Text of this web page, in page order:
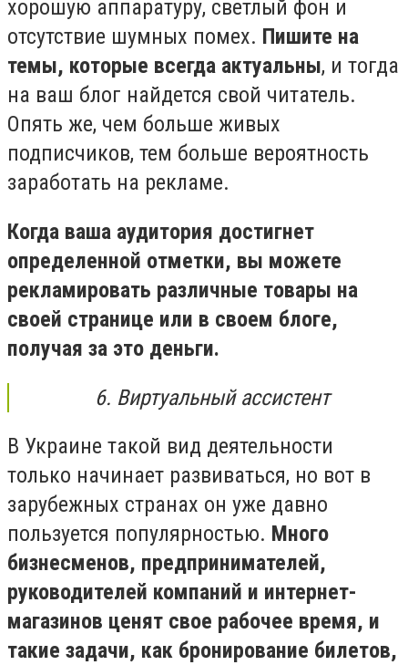
хорошую аппаратуру, светлый фон и
отсутствие шумных помех. Пишите на
темы, которые всегда актуальны, и тогда
на ваш блог найдется свой читатель.
Опять же, чем больше живых
подписчиков, тем больше вероятность
заработать на рекламе.
Когда ваша аудитория достигнет
определенной отметки, вы можете
рекламировать различные товары на
своей странице или в своем блоге,
получая за это деньги.
6. Виртуальный ассистент
В Украине такой вид деятельности
только начинает развиваться, но вот в
зарубежных странах он уже давно
пользуется популярностью. Много
бизнесменов, предпринимателей,
руководителей компаний и интернет-
магазинов ценят свое рабочее время, и
такие задачи, как бронирование билетов,